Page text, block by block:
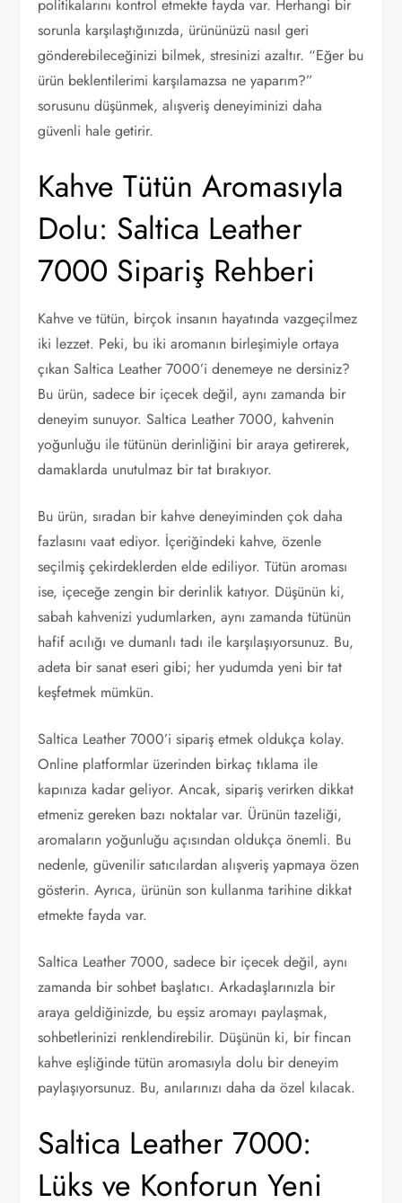
politikalarını kontrol etmekte fayda var. Herhangi bir
sorunla karşılaştığınızda, ürününüzü nasıl geri
gönderebileceğinizi bilmek, stresinizi azaltır. “Eğer bu
ürün beklentilerimi karşılamazsa ne yaparım?”
sorusunu düşünmek, alışveriş deneyiminizi daha
güvenli hale getirir.
Kahve Tütün Aromasıyla
Dolu: Saltica Leather
7000 Sipariş Rehberi
Kahve ve tütün, birçok insanın hayatında vazgeçilmez
iki lezzet. Peki, bu iki aromanın birleşimiyle ortaya
çıkan Saltica Leather 7000’i denemeye ne dersiniz?
Bu ürün, sadece bir içecek değil, aynı zamanda bir
deneyim sunuyor. Saltica Leather 7000, kahvenin
yoğunluğu ile tütünün derinliğini bir araya getirerek,
damaklarda unutulmaz bir tat bırakıyor.
Bu ürün, sıradan bir kahve deneyiminden çok daha
fazlasını vaat ediyor. İçeriğindeki kahve, özenle
seçilmiş çekirdeklerden elde ediliyor. Tütün aroması
ise, içeceğe zengin bir derinlik katıyor. Düşünün ki,
sabah kahvenizi yudumlarken, aynı zamanda tütünün
hafif acılığı ve dumanlı tadı ile karşılaşıyorsunuz. Bu,
adeta bir sanat eseri gibi; her yudumda yeni bir tat
keşfetmek mümkün.
Saltica Leather 7000’i sipariş etmek oldukça kolay.
Online platformlar üzerinden birkaç tıklama ile
kapınıza kadar geliyor. Ancak, sipariş verirken dikkat
etmeniz gereken bazı noktalar var. Ürünün tazeliği,
aromaların yoğunluğu açısından oldukça önemli. Bu
nedenle, güvenilir satıcılardan alışveriş yapmaya özen
gösterin. Ayrıca, ürünün son kullanma tarihine dikkat
etmekte fayda var.
Saltica Leather 7000, sadece bir içecek değil, aynı
zamanda bir sohbet başlatıcı. Arkadaşlarınızla bir
araya geldiğinizde, bu eşsiz aromayı paylaşmak,
sohbetlerinizi renklendirebilir. Düşünün ki, bir fincan
kahve eşliğinde tütün aromasıyla dolu bir deneyim
paylaşıyorsunuz. Bu, anılarınızı daha da özel kılacak.
Saltica Leather 7000:
Lüks ve Konforun Yeni